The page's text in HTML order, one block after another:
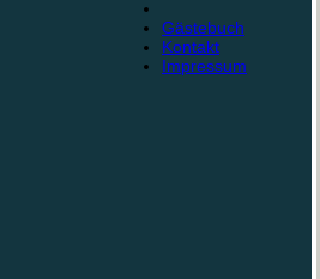
Gästebuch
Kontakt
Impressum